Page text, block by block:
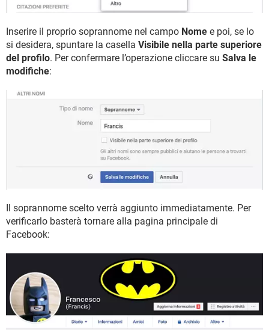
Inserire il proprio soprannome nel campo Nome e poi, se lo
si desidera, spuntare la casella Visibile nella parte superiore
del profilo. Per confermare l’operazione cliccare su Salva le
modifiche:
Il soprannome scelto verrà aggiunto immediatamente. Per
verificarlo basterà tornare alla pagina principale di
Facebook: